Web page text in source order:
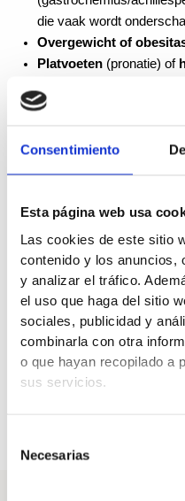
Consentimiento
Esta página web usa
Las cookies de este sitio
contenido y los anuncios,
y analizar el tráfico.
el uso que haga del sitio
sociales, publicidad y
combinarla con otra
o que hayan recopilado a
sus servicios.
Necesarias
die vaak wordt
Overgewicht of
Platvoeten(pronatie) of
Ongeschikt schoeisel
:
Beroepsbeoefenaars
(hardlopen, basketbal,
Plotselinge
toename van het aantal
Leeftijd: vanaf de leeftijd
bindweefsel geleidelijk
Daarom is het voor een
om de oorzaken op te
de pijn te verlichten.